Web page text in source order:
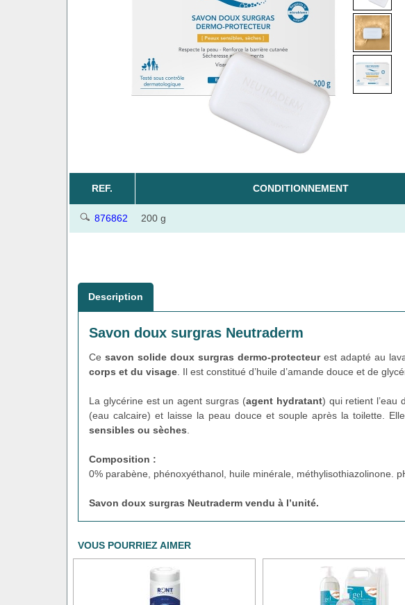
REF. CONDITIONNEMENT
876862 200 g
Description
Savon doux surgras Neutraderm
Cesavon solide doux surgras dermo-protecteurest adapté au
corps et du visage . Il est constitué d’huile d’amande douce et de
La glycérine est un agent surgras (agent hydratant) qui retient l’eau
(eau calcaire) et laisse la peau douce et souple après la toilette.
sensibles ou sèches
Composition :
0% parabène, phénoxyéthanol, huile minérale, méthylisothiazolinone.
Savon doux surgras Neutraderm vendu à l’unité.
VOUS POURRIEZ AIMER